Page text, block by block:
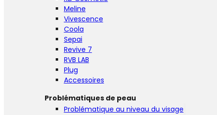
Meline
Vivescence
Coola
Sepai
Revive 7
RVB LAB
Plug
Accessoires
Problématiques de peau
Problématique au niveau du visage